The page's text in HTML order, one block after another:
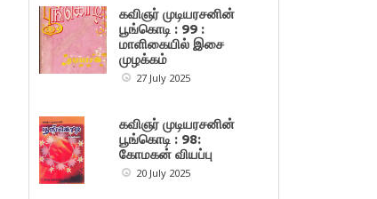
கவிஞர் முடியரசனின்
பூங்கொடி : 99 :
மாளிகையில் இசை
முழக்கம்
27 July 2025
கவிஞர் முடியரசனின்
பூங்கொடி : 98:
கோமகன் வியப்பு
20 July 2025